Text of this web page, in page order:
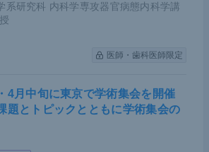
系研究科 内科学専攻器官病態内科学講
医師・歯科医師限定
4月中旬に東京で学術集会を開催
とトピックとともに学術集会の